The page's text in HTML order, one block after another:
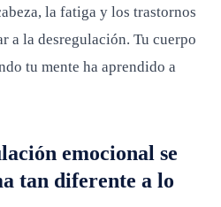
la fatiga y los trastornos
a la desregulación. Tu cuerpo
tu mente ha aprendido a
emocional se
tan diferente a lo